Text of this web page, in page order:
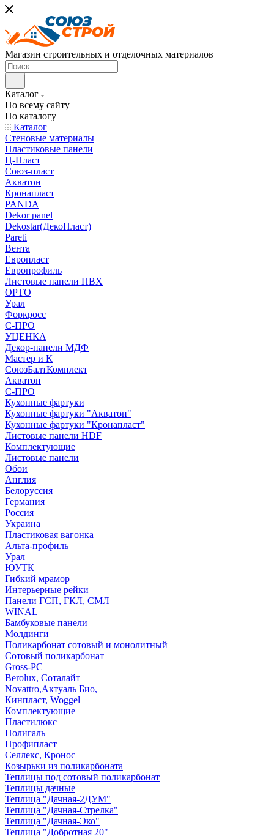
Магазин строительных и отделочных материалов
Каталог
По всему сайту
По каталогу
Каталог
Стеновые материалы
Пластиковые панели
Ц-Пласт
Союз-пласт
Акватон
Кронапласт
PANDA
Dekor panel
Dekostar(ДекоПласт)
Pareti
Вента
Европласт
Европрофиль
Листовые панели ПВХ
ОРТО
Урал
Форкросс
С-ПРО
УЦЕНКА
Декор-панели МДФ
Мастер и К
СоюзБалтКомплект
Акватон
С-ПРО
Кухонные фартуки
Кухонные фартуки "Акватон"
Кухонные фартуки "Кронапласт"
Листовые панели HDF
Комплектующие
Листовые панели
Обои
Англия
Белоруссия
Германия
Россия
Украина
Пластиковая вагонка
Альта-профиль
Урал
ЮУТК
Гибкий мрамор
Интерьерные рейки
Панели ГСП, ГКЛ, СМЛ
WINAL
Бамбуковые панели
Молдинги
Поликарбонат сотовый и монолитный
Сотовый поликарбонат
Gross-PC
Berolux, Соталайт
Novattro,Актуаль Био,
Кинпласт, Woggel
Комплектующие
Пластилюкс
Полигаль
Профипласт
Селлекс, Кронос
Козырьки из поликарбоната
Теплицы под сотовый поликарбонат
Теплицы дачные
Теплица "Дачная-2ДУМ"
Теплица "Дачная-Стрелка"
Теплица "Дачная-Эко"
Теплица "Добротная 20"